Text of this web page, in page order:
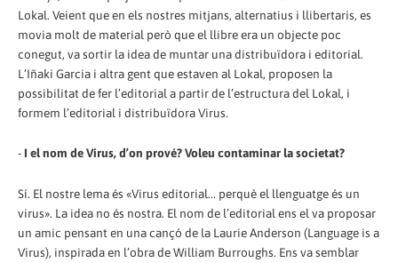
Lokal. Veient que en els nostres mitjans, alternatius i llibertaris, es
movia molt de material però que el llibre era un objecte poc
conegut, va sortir la idea de muntar una distribuïdora i editorial.
L’Iñaki Garcia i altra gent que estaven al Lokal, proposen la
possibilitat de fer l’editorial a partir de l’estructura del Lokal, i
formem l’editorial i distribuïdora Virus.
- I el nom de Virus, d’on prové? Voleu contaminar la societat?
Sí. El nostre lema és «Virus editorial... perquè el llenguatge és un
virus». La idea no és nostra. El nom de l’editorial ens el va proposar
un amic pensant en una cançó de la Laurie Anderson (Language is a
Virus), inspirada en l’obra de William Burroughs. Ens va semblar